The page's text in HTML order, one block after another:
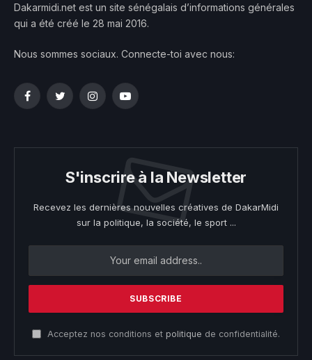
Dakarmidi.net est un site sénégalais d’informations générales
qui a été créé le 28 mai 2016.
Nous sommes sociaux. Connecte-toi avec nous:
FacebookTwitterInstagramYouTube
S'inscrire à la Newsletter
Recevez les dernières nouvelles créatives de DakarMidi
sur la politique, la société, le sport ...
Acceptez nos conditions et politique de confidentialité.